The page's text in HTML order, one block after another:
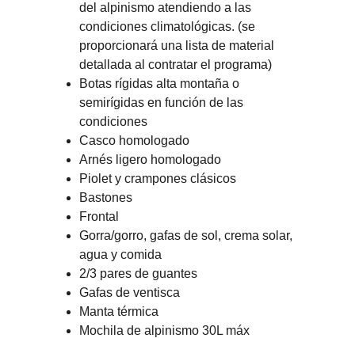
del alpinismo atendiendo a las
condiciones climatológicas. (se
proporcionará una lista de material
detallada al contratar el programa)
Botas rígidas alta montaña o
semirígidas en función de las
condiciones
Casco homologado
Arnés ligero homologado
Piolet y crampones clásicos
Bastones
Frontal
Gorra/gorro, gafas de sol, crema solar,
agua y comida
2/3 pares de guantes
Gafas de ventisca
Manta térmica
Mochila de alpinismo 30L máx